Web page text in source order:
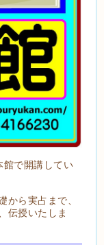
館で開講してい
から実占まで、
伝授いたしま